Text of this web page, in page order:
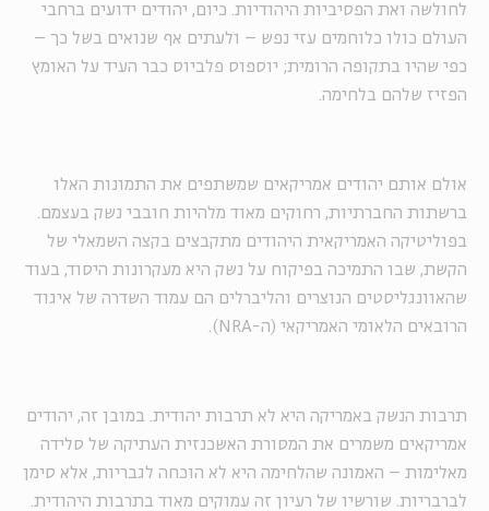
לחולשה ואת הפסיביות היהודיות. כיום, יהודים ידועים ברחבי
העולם כולו כלוחמים עזי נפש – ולעתים אף שנואים בשל כך –
כפי שהיו בתקופה הרומית; יוספוס פלביוס כבר העיד על האומץ
הפזיז שלהם בלחימה.
אולם אותם יהודים אמריקאים שמשתפים את התמונות האלו
ברשתות החברתיות, רחוקים מאוד מלהיות חובבי נשק בעצמם.
בפוליטיקה האמריקאית היהודים מתקבצים בקצה השמאלי של
הקשת, שבו התמיכה בפיקוח על נשק היא מעקרונות היסוד, בעוד
שהאוונגליסטים הנוצרים והליברלים הם עמוד השדרה של איגוד
הרובאים הלאומי האמריקאי (ה-NRA
).
תרבות הנשק באמריקה היא לא תרבות יהודית. במובן זה, יהודים
אמריקאים משמרים את המסורת האשכנזית העתיקה של סלידה
מאלימות – האמונה שהלחימה היא לא הוכחה לגבריות, אלא סימן
לברבריות. שורשיו של רעיון זה עמוקים מאוד בתרבות היהודית.